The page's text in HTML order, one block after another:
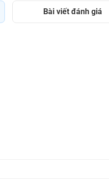
Bài viết đánh giá